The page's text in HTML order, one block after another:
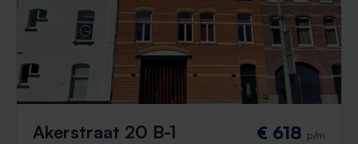
Akerstraat 20 B-1 € 618 p/m